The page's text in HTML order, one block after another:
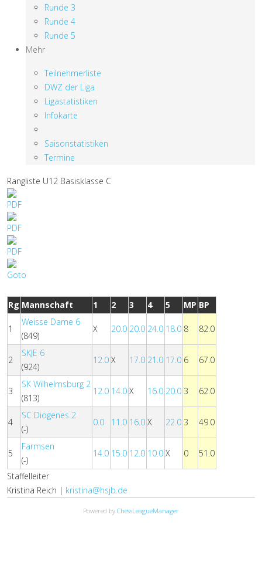
Runde 3
Runde 4
Runde 5
Mehr
Teilnehmerliste
DWZ der Liga
Ligastatistiken
Infokarte
Saisonstatistiken
Termine
Rangliste U12 Basisklasse C
Rg Mannschaft 1 2 3 4 5 MP BP
1
Weisse Dame 6
(849)
X 20.0 20.0 24.0 18.0 8 82.0
2
SKJE 6
(924)
12.0 X 17.0 21.0 17.0 6 67.0
3
SK Wilhelmsburg 2
(813)
12.0 14.0 X 16.0 20.0 3 62.0
4
SC Diogenes 2
(-)
0.0 11.0 16.0 X 22.0 3 49.0
5
Farmsen
(-)
14.0 15.0 12.0 10.0 X 0 51.0
Staffelleiter
Kristina Reich | kristina@hsjb.de
Powered by ChessLeagueManager